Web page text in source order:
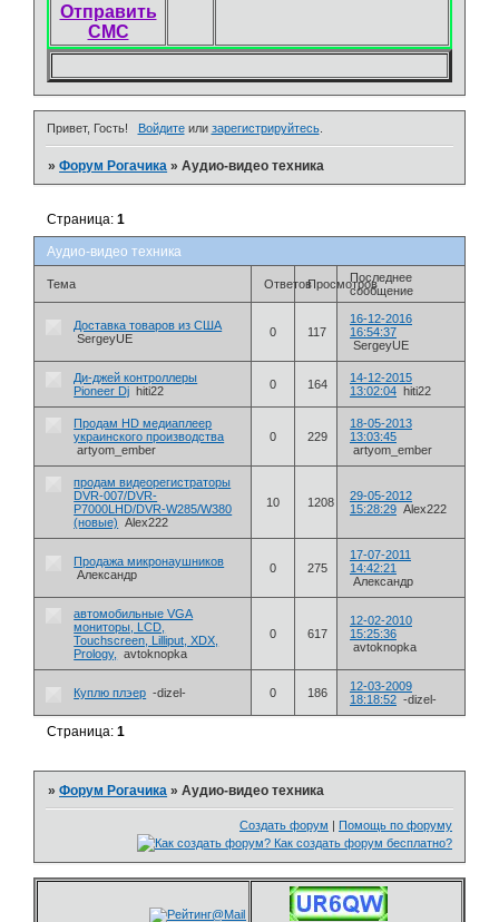
Отправить
СМС
Привет, Гость! Войдитеили зарегистрируйтесь.
»Форум Рогачика »Аудио-видео техника
Аудио-видео техника
Страница:1
Тема ОтветовПросмотровПоследнее
сообщение
Доставка товаров из США
SergeyUE
0 117
16-12-2016
16:54:37
SergeyUE
Ди-джей контроллеры
Pioneer Dj hiti22 0 164
14-12-2015
13:02:04 hiti22
Продам HD медиаплеер
украинского производства
artyom_ember
0 229
18-05-2013
13:03:45
artyom_ember
продам видеорегистраторы
DVR-007/DVR-
P7000LHD/DVR-W285/W380
(новые)
Alex222
10 1208
29-05-2012
15:28:29 Alex222
Продажа микронаушников
Александр
0 275
17-07-2011
14:42:21
Александр
автомобильные VGA
мониторы, LCD,
Touchscreen, Lilliput, XDX,
Prology,
avtoknopka
0 617
12-02-2010
15:25:36
avtoknopka
Куплю плэер -dizel- 0 186
12-03-2009
18:18:52 -dizel-
Страница:1
»Форум Рогачика »Аудио-видео техника
Создать форум Помощь по форуму